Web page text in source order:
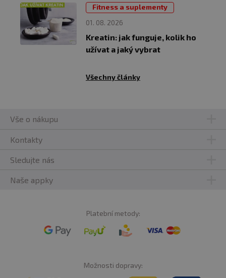
01. 08. 2026
Fitness a suplementy
Kreatin: jak funguje, kolik ho
užívat a jaký vybrat
Všechny články
Vše o nákupu
Kontakty
Sledujte nás
Naše appky
Platební metody:
Možnosti dopravy: